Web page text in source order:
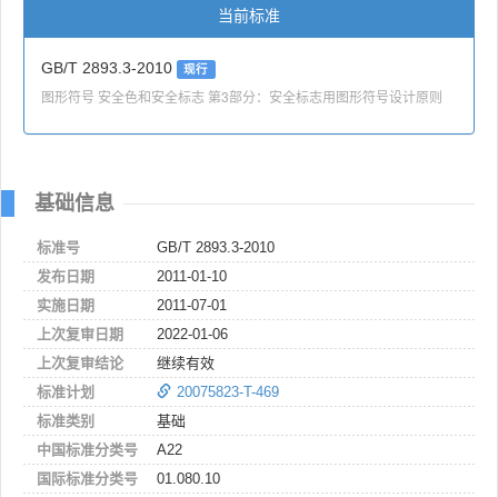
当前标准
GB/T 2893.3-2010 现行
图形符号 安全色和安全标志 第3部分：安全标志用图形符号设计原则
基础信息
标准号
GB/T 2893.3-2010
发布日期
2011-01-10
实施日期
2011-07-01
上次复审日期
2022-01-06
上次复审结论
继续有效
标准计划
20075823-T-469
标准类别
基础
中国标准分类号
A22
国际标准分类号
01.080.10